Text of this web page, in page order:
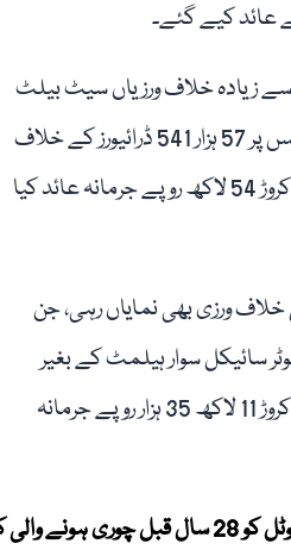
عائد کیے گئے۔
زیادہ خلاف ورزیاں سیٹ بیلٹ
نہ باندھنے کی تھیں، جس پر 57 ہزار 541 ڈرائیورز کے خلاف
کارروائی کی گئی اور 57 کروڑ 54 لاکھ روپے جرمانہ عائد کیا
خلاف ورزی بھی نمایاں رہی، جن
سے 22 ہزار 262 موٹر سائیکل سوار ہیلمٹ کے بغیر
پکڑے گئے اور ان پر 11 کروڑ 11 لاکھ 35 ہزار روپے جرمانہ
کا ای چالان جاری